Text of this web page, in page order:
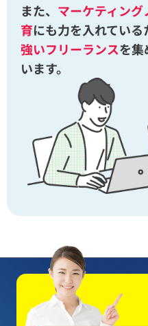
また、 マーケティン
育にも力を入れている
強いフリーランスを集
います。